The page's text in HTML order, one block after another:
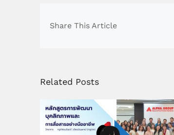
Share This Article
Related Posts